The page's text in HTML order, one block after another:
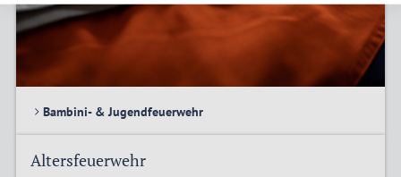
Bambini- & Jugendfeuerwehr
Altersfeuerwehr